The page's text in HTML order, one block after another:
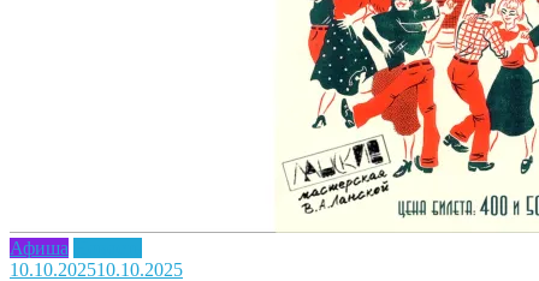
Афиша
10.10.202510.10.2025